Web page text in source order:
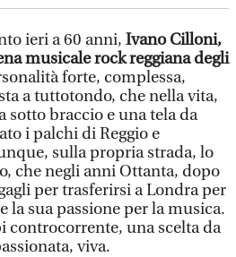
ieri a 60 anni, Ivano Cilloni,
musicale rock reggiana degli
forte, complessa,
a tuttotondo, che nella vita,
sotto braccio e una tela da
i palchi di Reggio e
sulla propria strada, lo
che negli anni Ottanta, dopo
per trasferirsi a Londra per
la sua passione per la musica.
controcorrente, una scelta da
viva.